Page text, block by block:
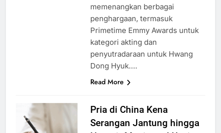
memenangkan berbagai
penghargaan, termasuk
Primetime Emmy Awards untuk
kategori akting dan
penyutradaraan untuk Hwang
Dong Hyuk….
Read More
Pria di China Kena
Serangan Jantung hingga